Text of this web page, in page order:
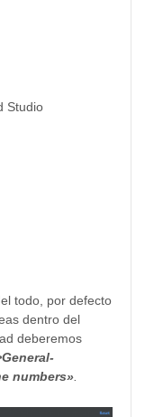
Studio
todo, por defecto
dentro del
deberemos
General-
numbers».